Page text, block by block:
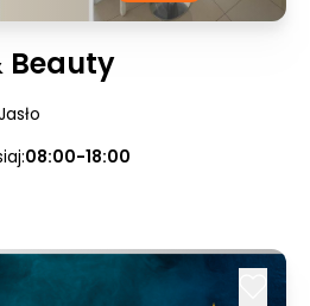
Beauty
08:00-18:00